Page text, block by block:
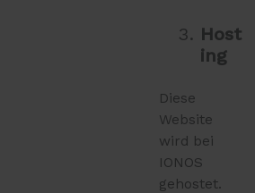
Host
ing
Diese
Website
wird bei
IONOS
gehostet.